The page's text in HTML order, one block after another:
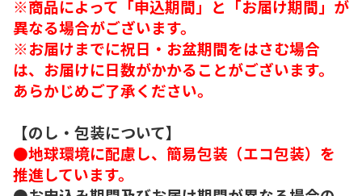
※商品によって「申込期間」と「お届け期間」が
異なる場合がございます。
※お届けまでに祝日・お盆期間をはさむ場合
は、お届けに日数がかかることがございます。
あらかじめご了承ください。
【のし・包装について】
●地球環境に配慮し、簡易包装（エコ包装）を
推進しています。